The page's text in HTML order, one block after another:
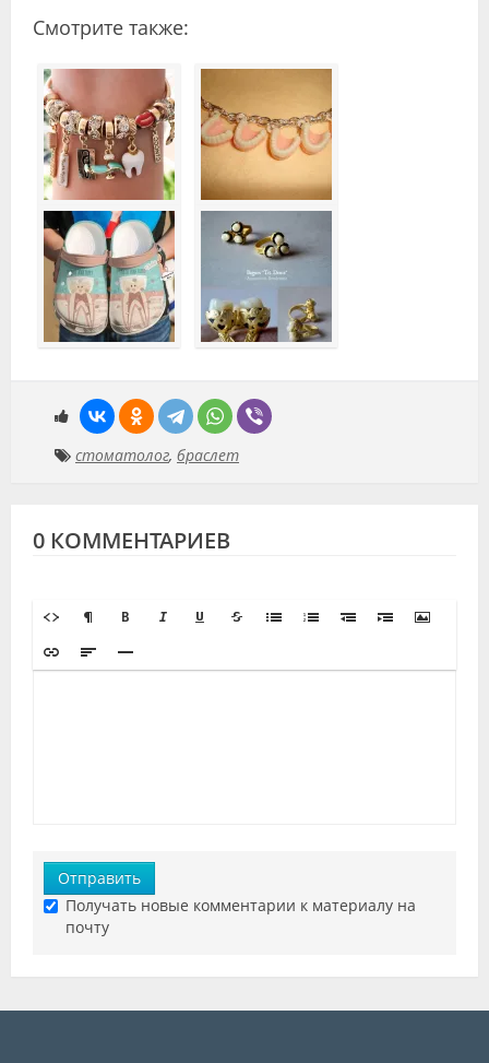
Смотрите также:
стоматолог, браслет
0 КОММЕНТАРИЕВ
Отправить
Получать новые комментарии к материалу на
почту